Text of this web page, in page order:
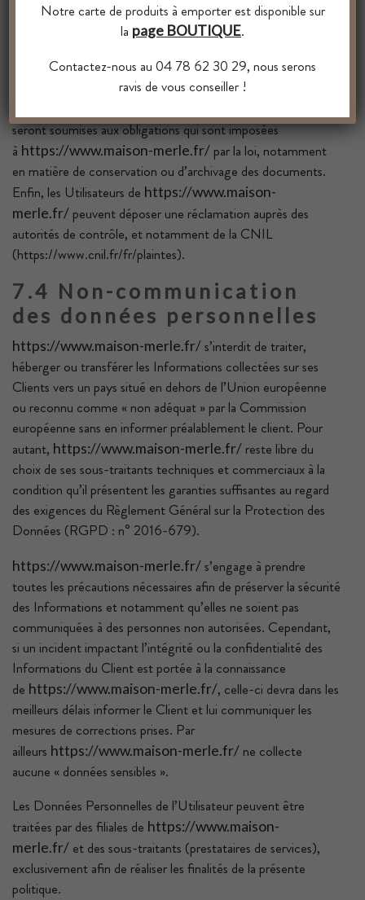
Personnelles qu’il souhaiterait quehttps://www.maison-
corrige, mette à jour ou supprime, en s’identifiant
d’identité ou passeport).
seront soumises aux obligations qui sont imposées
à https://www.maison-merle.fr/ par la loi, notamment
en matière de conservation ou d’archivage des documents.
Enfin, les Utilisateurs de https://www.maison-
merle.fr/ peuvent déposer une réclamation auprès des
autorités de contrôle, et notamment de la CNIL
(https://www.cnil.fr/fr/plaintes).
7.4 Non-communication
des données personnelles
https://www.maison-merle.fr/s’interdit de traiter,
héberger ou transférer les Informations collectées sur ses
Clients vers un pays situé en dehors de l’Union européenne
ou reconnu comme « non adéquat » par la Commission
européenne sans en informer préalablement le client. Pour
autant, https://www.maison-merle.fr/ reste libre du
choix de ses sous-traitants techniques et commerciaux à la
condition qu’il présentent les garanties suffisantes au regard
des exigences du Règlement Général sur la Protection des
Données (RGPD : n° 2016-679).
https://www.maison-merle.fr/s’engage à prendre
toutes les précautions nécessaires afin de préserver la sécurité
des Informations et notamment qu’elles ne soient pas
communiquées à des personnes non autorisées. Cependant,
si un incident impactant l’intégrité ou la confidentialité des
Informations du Client est portée à la connaissance
de https://www.maison-merle.fr/, celle-ci devra dans les
meilleurs délais informer le Client et lui communiquer les
mesures de corrections prises. Par
ailleurs https://www.maison-merle.fr/ ne collecte
aucune « données sensibles ».
Les Données Personnelles de l’Utilisateur peuvent être
traitées par des filiales de https://www.maison-
merle.fr/ et des sous-traitants (prestataires de services),
exclusivement afin de réaliser les finalités de la présente
politique.
Notre carte de produits à emporter est disponible sur
la page BOUTIQUE.
Contactez-nous au 04 78 62 30 29, nous serons
ravis de vous conseiller !